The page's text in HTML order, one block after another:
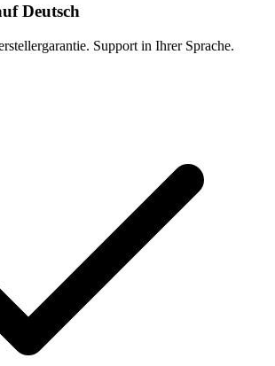
Deutsch
Support in Ihrer Sprache.